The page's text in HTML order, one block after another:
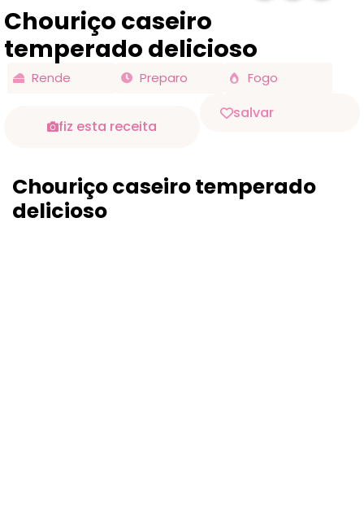
Chouriço caseiro
temperado delicioso
Rende Preparo Fogo
fiz esta receita
salvar
Chouriço caseiro temperado
delicioso